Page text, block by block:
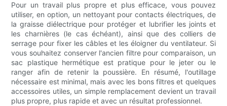
Pour un travail plus propre et plus efficace, vous pouvez
utiliser, en option, un nettoyant pour contacts électriques, de
la graisse diélectrique pour protéger et lubrifier les joints et
les charnières (le cas échéant), ainsi que des colliers de
serrage pour fixer les câbles et les éloigner du ventilateur. Si
vous souhaitez conserver l'ancien filtre pour comparaison, un
sac plastique hermétique est pratique pour le jeter ou le
ranger afin de retenir la poussière. En résumé, l'outillage
nécessaire est minimal, mais avec les bons filtres et quelques
accessoires utiles, un simple remplacement devient un travail
plus propre, plus rapide et avec un résultat professionnel.